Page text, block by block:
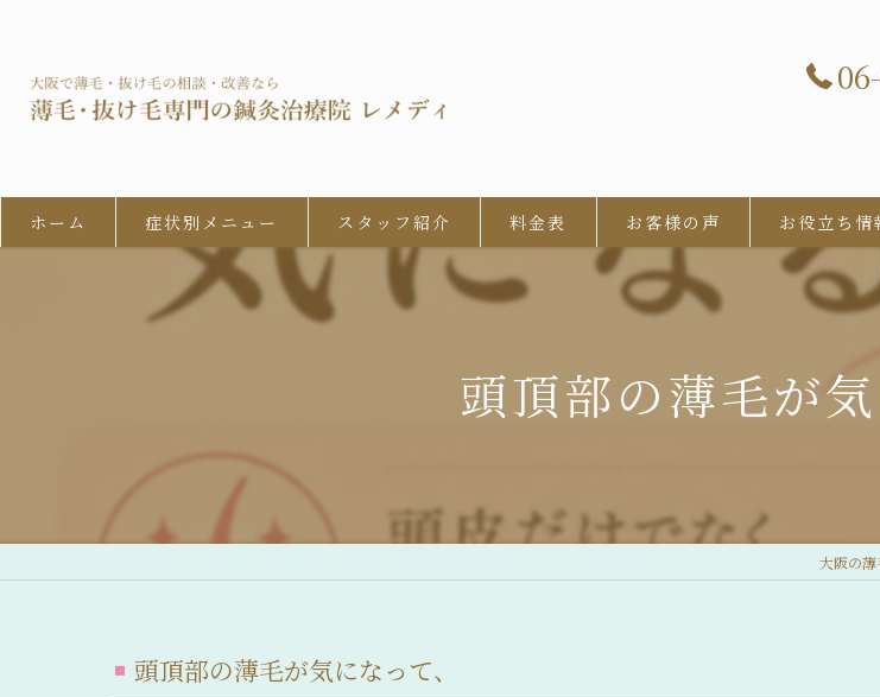
ホーム 症状別メニュー
男性型脱毛症 (AGA)
牽引性脱毛症
産後脱毛症 (産後の抜け毛)
急性休止期脱毛症
スタッフ紹介 料金表 お客様の声 お役立ち情
頭頂部の薄毛が気
大阪の
頭頂部の薄毛が気になって、